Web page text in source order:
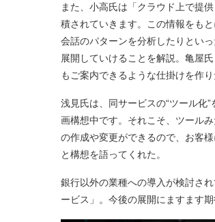
また、小高氏は「クラウド上で提
積されていきます。この情報をも
会話のパターンを分析したりとい
展開していけることを解説。亀屋
もご案内できるような仕掛けを作
浅見氏は、同サービスの“ツール化
画構想中です。それこそ、ツール
の作成や変更ができるので、お客
と構想を語ってくれた。
銀行以外の業種への導入が検討さ
ービス」。今後の展開にますます期